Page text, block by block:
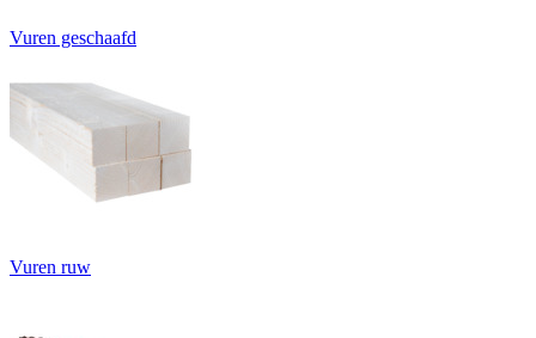
Vuren geschaafd
Vuren ruw